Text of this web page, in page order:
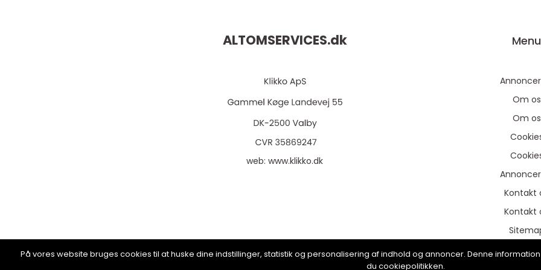
ALTOMSERVICES.dk
web:www.klikko.dk
Menu
Om os
Om os
Kontakt
Kontakt
På vores website bruges cookies til at huske dine indstillinger, statistik og personalisering af indhold og annoncer. Denne
du cookiepolitikken.